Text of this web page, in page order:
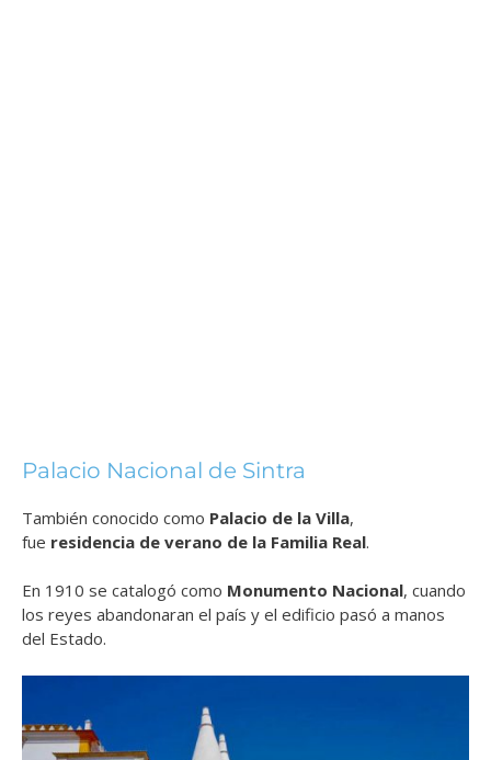
Palacio Nacional de Sintra
También conocido como Palacio de la Villa,
fue residencia de verano de la Familia Real.
En 1910 se catalogó como Monumento Nacional, cuando
los reyes abandonaran el país y el edificio pasó a manos
del Estado.